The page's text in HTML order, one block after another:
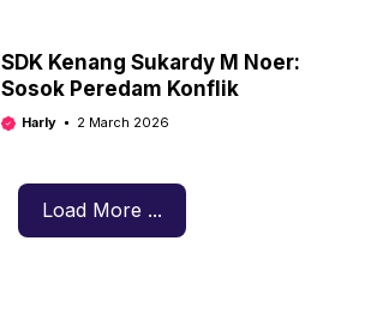
SDK Kenang Sukardy M Noer:
Sosok Peredam Konflik
Harly 2 March 2026
Load More ...